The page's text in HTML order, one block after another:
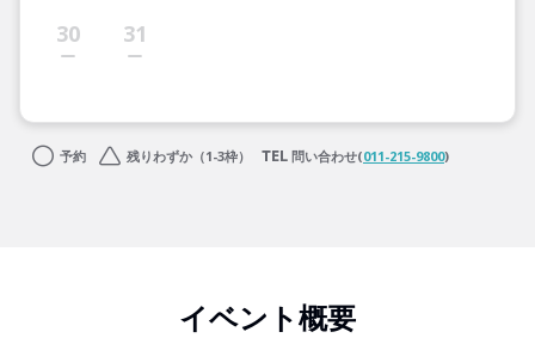
30 31
予約 残りわずか（1-3枠） 問い合わせ(011-215-9800)
イベント概要